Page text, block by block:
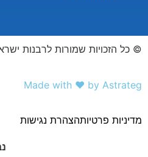
© כל הזכויות שמורות לרבנות ישראל
Made with ❤️ by Astrateg
מדיניות פרטיותהצהרת נגישות